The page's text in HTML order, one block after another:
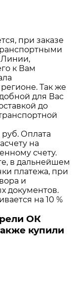
при заказе
к Вам
Так же
для Вас
до
Оплата
на
счету.
в дальнейшем
платежа, при
и
документов.
на 10 %
ОК
купили